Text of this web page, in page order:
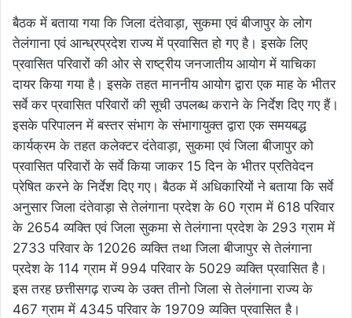
बैठक में बताया गया कि जिला दंतेवाड़ा, सुकमा एवं बीजापुर के लोग
तेलंगाना एवं आन्ध्रप्रदेश राज्य में प्रवासित हो गए है। इसके लिए
प्रवासित परिवारों की ओर से राष्ट्रीय जनजातीय आयोग में याचिका
दायर किया गया है। इसके तहत माननीय आयोग द्वारा एक माह के भीतर
सर्वे कर प्रवासित परिवारों की सूची उपलब्ध कराने के निर्देश दिए गए हैं।
इसके परिपालन में बस्तर संभाग के संभागायुक्त द्वारा एक समयबद्ध
कार्यक्रम के तहत कलेक्टर दंतेवाड़ा, सुकमा एवं जिला बीजापुर को
प्रवासित परिवारों के सर्वे किया जाकर 15 दिन के भीतर प्रतिवेदन
प्रेषित करने के निर्देश दिए गए। बैठक में अधिकारियों ने बताया कि सर्वे
अनुसार जिला दंतेवाड़ा से तेलंगाना प्रदेश के 60 ग्राम में 618 परिवार
के 2654 व्यक्ति एवं जिला सुकमा से तेलंगाना प्रदेश के 293 ग्राम में
2733 परिवार के 12026 व्यक्ति तथा जिला बीजापुर से तेलंगाना
प्रदेश के 114 ग्राम में 994 परिवार के 5029 व्यक्ति प्रवासित है।
इस तरह छत्तीसगढ़ राज्य के उक्त तीनो जिला से तेलंगाना राज्य के
467 ग्राम में 4345 परिवार के 19709 व्यक्ति प्रवासित है।